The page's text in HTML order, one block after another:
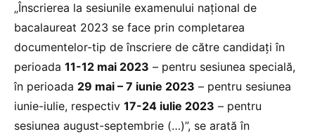
„Înscrierea la sesiunile examenului național de
bacalaureat 2023 se face prin completarea
documentelor-tip de înscriere de către candidați în
perioada 11-12 mai 2023 – pentru sesiunea specială,
în perioada 29 mai – 7 iunie 2023 – pentru sesiunea
iunie-iulie, respectiv 17-24 iulie 2023 – pentru
sesiunea august-septembrie (…)”, se arată în